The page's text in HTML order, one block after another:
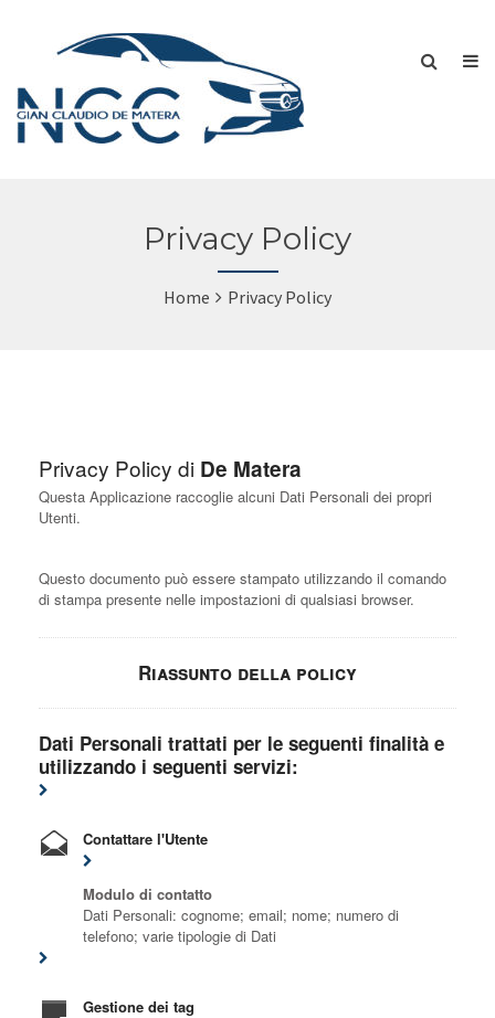
Privacy Policy
Home Privacy Policy
Privacy Policy di De Matera
Questa Applicazione raccoglie alcuni Dati Personali dei propri
Utenti.
Questo documento può essere stampato utilizzando il comando
di stampa presente nelle impostazioni di qualsiasi browser.
Riassunto della policy
Dati Personali trattati per le seguenti finalità e
utilizzando i seguenti servizi:
Contattare l'Utente
Modulo di contatto
Dati Personali: cognome; email; nome; numero di
telefono; varie tipologie di Dati
Gestione dei tag